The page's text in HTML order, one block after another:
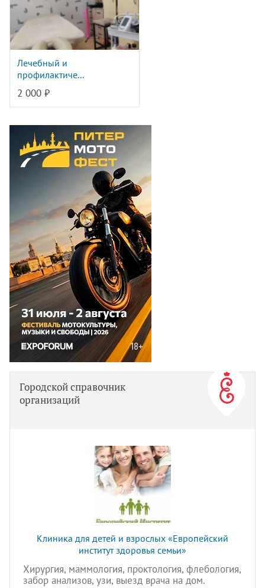
Лечебный и
профилактиче...
2 000 ₽
Городской справочник
организаций
Клиника для детей и взрослых «Европейский
институт здоровья семьи»
Хирургия, маммология, проктология, флебология,
забор анализов, узи, выезд врача на дом.